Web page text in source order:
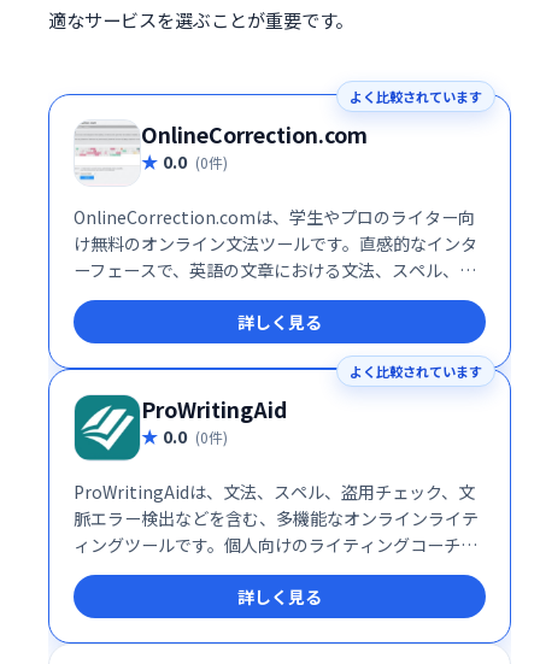
適なサービスを選ぶことが重要です。
よく比較されています
OnlineCorrection.com
0.0 (0件)
OnlineCorrection.comは、学生やプロのライター向
け無料のオンライン文法ツールです。直感的なインタ
ーフェースで、英語の文章における文法、スペル、ス
タイルミスなどを検出し、修正を提案します。エッセ
イや記事など、様々な文書の校正・編集に役立ちま
す。Hunspell、DICTION、Language Toolといったテ
キスト分析プログラムを基盤として開発され、正確な
チェックが可能です。
詳しく見る
よく比較されています
ProWritingAid
0.0 (0件)
ProWritingAidは、文法、スペル、盗用チェック、文
脈エラー検出などを含む、多機能なオンラインライテ
ィングツールです。個人向けのライティングコーチと
して、あらゆる種類の文章の質向上を支援します。正
確で洗練された文章の作成を効率化し、文章力の向上
を目指せる頼もしい味方です。無料プランと有料プラ
ンがあり、ニーズに合わせたプランを選択できます。
詳しく見る